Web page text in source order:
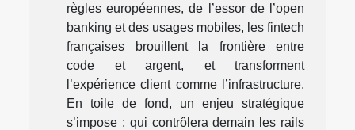
règles européennes, de l’essor de l’open
banking et des usages mobiles, les fintech
françaises brouillent la frontière entre
code et argent, et transforment
l’expérience client comme l’infrastructure.
En toile de fond, un enjeu stratégique
s’impose : qui contrôlera demain les rails